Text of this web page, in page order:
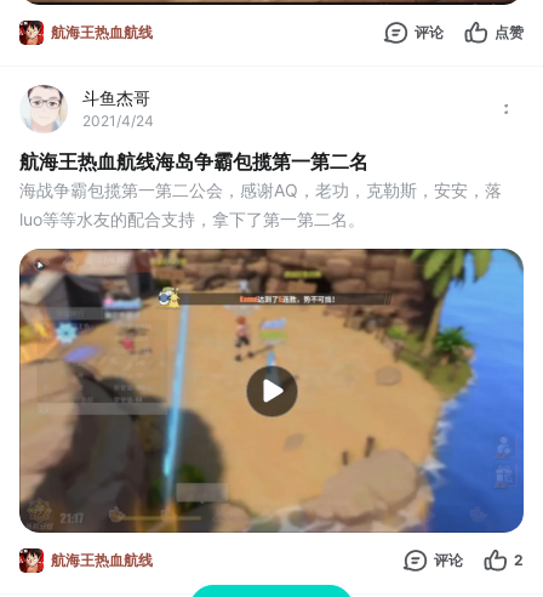
航海王热血航线 评论 点赞
斗鱼杰哥
2021/4/24
航海王热血航线海岛争霸包揽第一第二名
海战争霸包揽第一第二公会，感谢AQ，老功，克勒斯，安安，落
luo等等水友的配合支持，拿下了第一第二名。
航海王热血航线 评论 2